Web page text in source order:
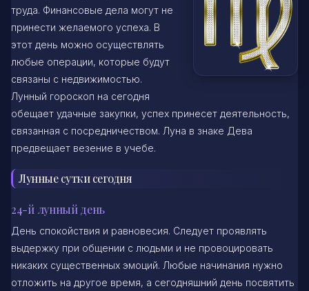
труда. Финансовые дела могут не
принести желаемого успеха. В
этот день можно осуществлять
любые операции, которые будут
связаны с недвижимостью.
Лунный гороскоп на сегодня
обещает удачные закупки, успех принесет деятельность,
связанная с посредничеством. Луна в знаке Дева
предвещает везение в учебе.
Лунные сутки сегодня
24-й лунный день
День спокойствия и равновесия. Следует проявлять
выдержку при общении с людьми и не провоцировать
никаких существенных эмоций. Любые начинания нужно
отложить на другое время, а сегодняшний день посвятить